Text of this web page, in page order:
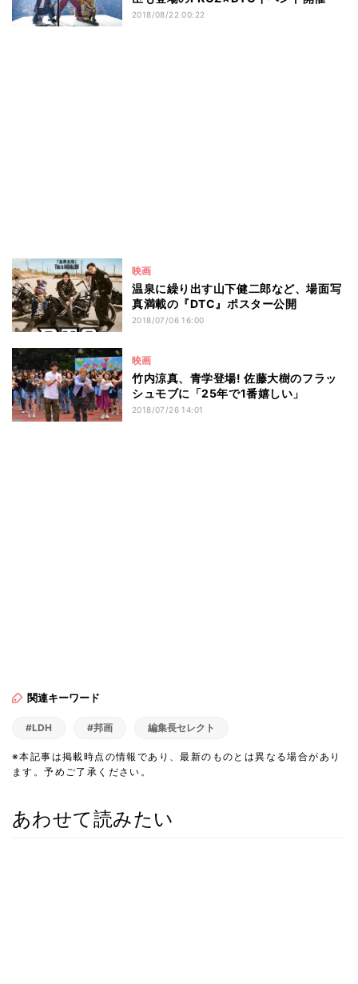
2018/08/22 00:22
映画
温泉に繰り出す山下健二郎など、場面写
真満載の『DTC』ポスター公開
2018/07/06 16:00
映画
竹内涼真、青学登場! 佐藤大樹のフラッ
シュモブに「25年で1番嬉しい」
2018/07/26 14:01
関連キーワード
#LDH #邦画 編集長セレクト
※本記事は掲載時点の情報であり、最新のものとは異なる場合があり
ます。予めご了承ください。
あわせて読みたい